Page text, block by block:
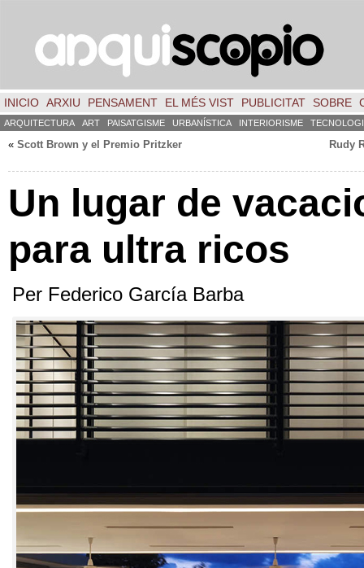
INICIO ARXIU PENSAMENT EL MÉS VIST PUBLICITAT SOBRE
ARQUITECTURA ART PAISATGISME URBANÍSTICA INTERIORISME
« Scott Brown y el Premio Pritzker Rudy
Un lugar de
para ultra ricos
Per Federico García Barba